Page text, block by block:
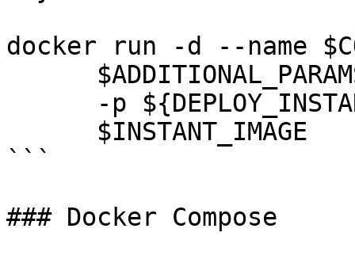
docker run -d --name
```
### Docker Compose